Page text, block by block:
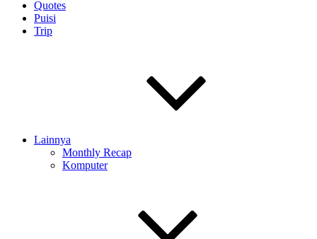
Quotes
Puisi
Trip
Lainnya
Monthly Recap
Komputer